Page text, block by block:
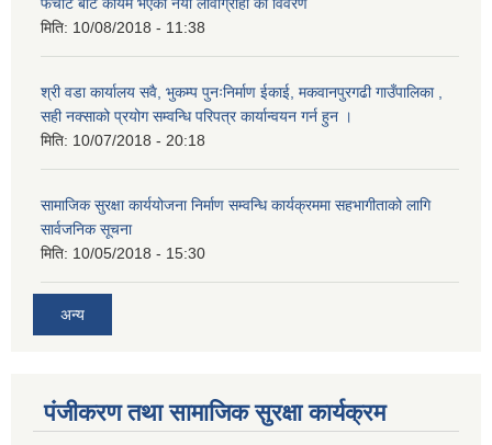
मिति: 10/08/2018 - 11:38
श्री वडा कार्यालय सवै, भुकम्प पुनःनिर्माण ईकाई, मकवानपुरगढी गाउँपालिका ,
सही नक्साको प्रयोग सम्वन्धि परिपत्र कार्यान्वयन गर्न हुन ।
मिति: 10/07/2018 - 20:18
सामाजिक सुरक्षा कार्ययोजना निर्माण सम्वन्धि कार्यक्रममा सहभागीताको लागि
सार्वजनिक सूचना
मिति: 10/05/2018 - 15:30
अन्य
पंजीकरण तथा सामाजिक सुरक्षा कार्यक्रम